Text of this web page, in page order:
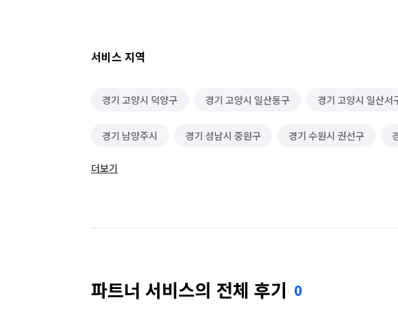
서비스 지역
경기 고양시 덕양구 경기 고양시 일산동구 경기 고양시 일산서
경기 남양주시 경기 성남시 중원구 경기 수원시 권선구
경기 수원시 장안구
서울 동작구 서울 마포구 서울 서대문구
더보기
파트너 서비스의 전체 후기 0